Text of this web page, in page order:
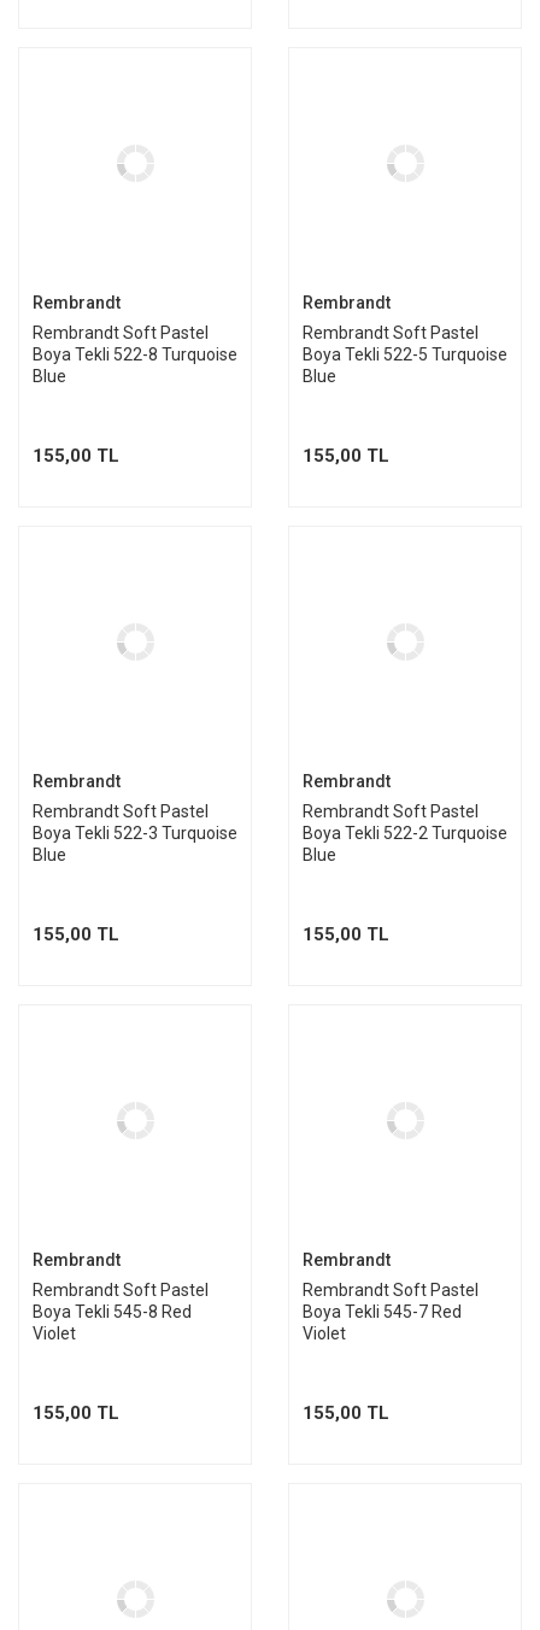
Rembrandt
Rembrandt Soft Pastel
Boya Tekli 522-8 Turquoise
Blue
155,00 TL
Rembrandt
Rembrandt Soft Pastel
Boya Tekli 522-5 Turquoise
Blue
155,00 TL
Rembrandt
Rembrandt Soft Pastel
Boya Tekli 522-3 Turquoise
Blue
155,00 TL
Rembrandt
Rembrandt Soft Pastel
Boya Tekli 522-2 Turquoise
Blue
155,00 TL
Rembrandt
Rembrandt Soft Pastel
Boya Tekli 545-8 Red
Violet
155,00 TL
Rembrandt
Rembrandt Soft Pastel
Boya Tekli 545-7 Red
Violet
155,00 TL